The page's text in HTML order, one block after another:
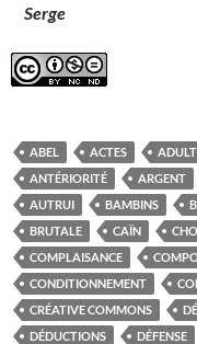
Serge
ABEL ACTES
ANTÉRIORITÉ
ARGENT
AUTRUI
BAMBINS
BRUTALE
CAÏN
COMPLAISANCE
CONDITIONNEMENT
CRÉATIVE COMMONS
DÉDUCTIONS
DÉFENSE